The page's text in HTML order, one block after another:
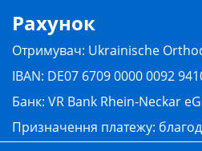
Рахунок
Отримувач: Ukrainische
IBAN: DE07 6709 0000 0092
Банк: VR Bank Rhein-Neckar eG
Призначення платежу: